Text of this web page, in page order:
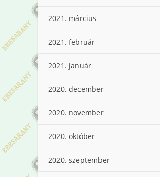
2021. március
2021. február
2021. január
2020. december
2020. november
2020. október
2020. szeptember